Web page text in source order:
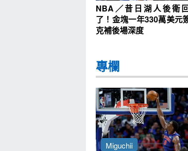
NBA／昔日湖人後衛
了！金塊一年330萬美元
克補後場深度
專欄
Miguchii